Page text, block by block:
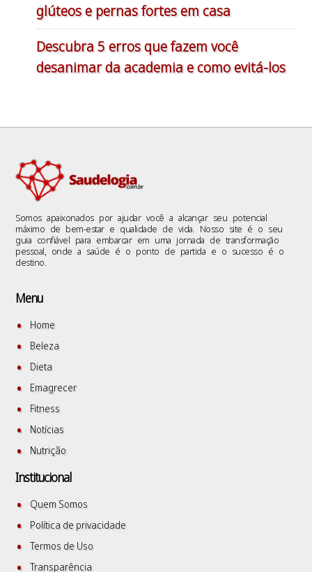
glúteos e pernas fortes em casa
Descubra 5 erros que fazem você
desanimar da academia e como evitá-los
Somos apaixonados por ajudar você a alcançar seu potencial
máximo de bem-estar e qualidade de vida. Nosso site é o seu
guia confiável para embarcar em uma jornada de transformação
pessoal, onde a saúde é o ponto de partida e o sucesso é o
destino.
Menu
Home
Beleza
Dieta
Emagrecer
Fitness
Notícias
Nutrição
Institucional
Quem Somos
Política de privacidade
Termos de Uso
Transparência